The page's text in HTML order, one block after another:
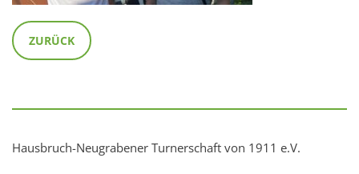
ZURÜCK
Hausbruch-Neugrabener Turnerschaft von 1911 e.V.